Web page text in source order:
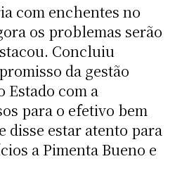
com enchentes no
os problemas serão
Concluiu
da gestão
Estado com a
para o efetivo bem
disse estar atento para
a Pimenta Bueno e